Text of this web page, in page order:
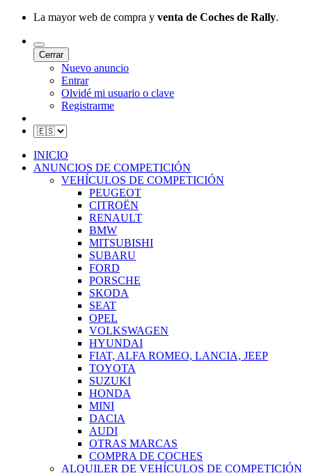
La mayor web de compra y venta de Coches de Rally.
Cerrar
Nuevo anuncio
Entrar
Olvidé mi usuario o clave
Registrarme
INICIO
ANUNCIOS DE COMPETICIÓN
VEHÍCULOS DE COMPETICIÓN
PEUGEOT
CITROËN
RENAULT
BMW
MITSUBISHI
SUBARU
FORD
PORSCHE
SKODA
SEAT
OPEL
VOLKSWAGEN
HYUNDAI
FIAT, ALFA ROMEO, LANCIA, JEEP
TOYOTA
SUZUKI
HONDA
MINI
DACIA
AUDI
OTRAS MARCAS
COMPRA DE COCHES
ALQUILER DE VEHÍCULOS DE COMPETICIÓN